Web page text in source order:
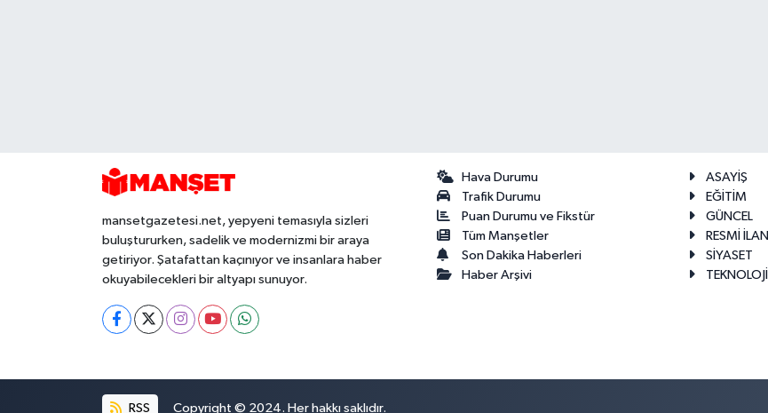
mansetgazetesi.net, yepyeni temasıyla sizleri
buluştururken, sadelik ve modernizmi bir araya
getiriyor. Şatafattan kaçınıyor ve insanlara haber
okuyabilecekleri bir altyapı sunuyor.
Hava Durumu
Trafik Durumu
Puan Durumu ve Fikstür
Tüm Manşetler
Son Dakika Haberleri
Haber Arşivi
ASAYİŞ
EĞİTİM
GÜNCEL
RESMİ İLAN
SİYASET
TEKNOLOJİ
RSS Copyright © 2024. Her hakkı saklıdır.